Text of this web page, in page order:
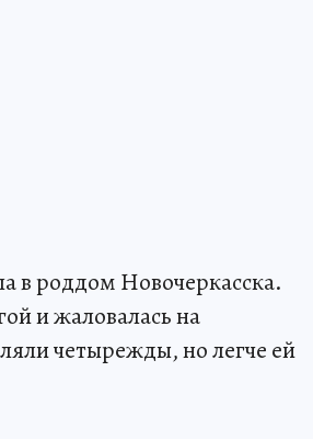
в роддом Новочеркасска.
и жаловалась на
четырежды, но легче ей